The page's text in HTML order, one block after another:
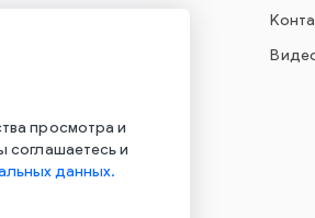
Econex Outdoor
просмотра и
соглашаетесь и
данных.